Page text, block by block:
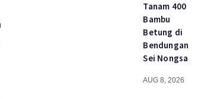
Tanam 400
Bambu
Betung di
Bendungan
Sei Nongsa
AUG 8, 2026